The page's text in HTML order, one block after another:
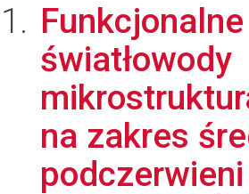
Funkcjonalne
światłowody
na zakres